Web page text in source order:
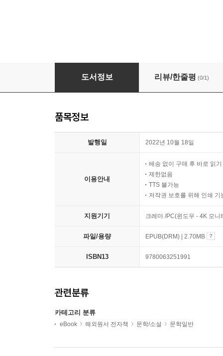
[단독] Demon Copperhead
도서정보 리뷰/한줄평 (0/1)
품목정보
발행일 2022년 10월 18일
이용안내
배송 없이 구매 후 바로 읽기
제한없음
TTS 불가능
저작권 보호를 위해 인쇄 기
지원기기 크레마 /PC(윈도우 - 4K 모
파일/용량 EPUB(DRM) | 2.70MB
ISBN13 9780063251991
관련분류
카테고리 분류
eBook 해외원서 전자책 문학/소설 문학일반